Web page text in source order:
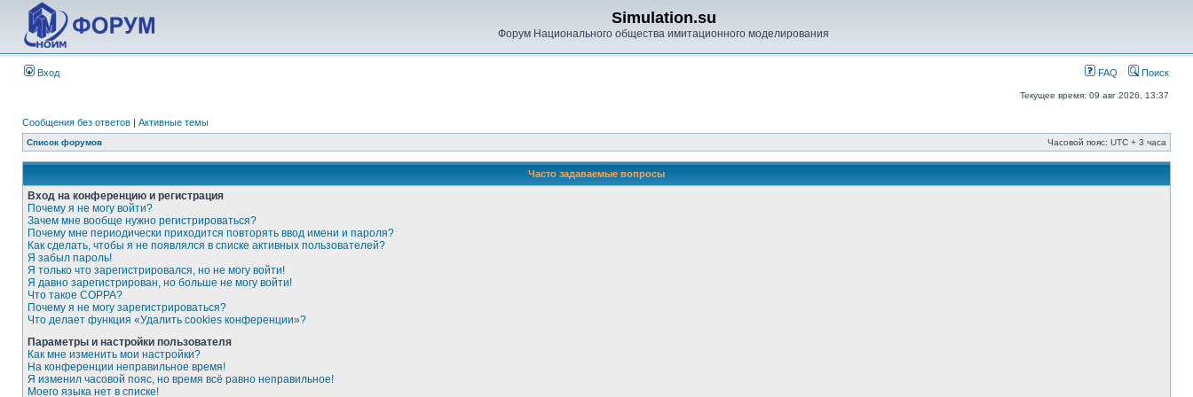
Simulation.su
Форум Национального общества имитационного моделирования
Вход FAQ Поиск
Текущее время: 09 авг 2026, 13:37
Сообщения без ответов | Активные темы
Список форумов Часовой пояс: UTC + 3 часа
Часто задаваемые вопросы
Вход на конференцию и регистрация
Почему я не могу войти?
Зачем мне вообще нужно регистрироваться?
Почему мне периодически приходится повторять ввод имени и пароля?
Как сделать, чтобы я не появлялся в списке активных пользователей?
Я забыл пароль!
Я только что зарегистрировался, но не могу войти!
Я давно зарегистрирован, но больше не могу войти!
Что такое COPPA?
Почему я не могу зарегистрироваться?
Что делает функция «Удалить cookies конференции»?
Параметры и настройки пользователя
Как мне изменить мои настройки?
На конференции неправильное время!
Я изменил часовой пояс, но время всё равно неправильное!
Моего языка нет в списке!